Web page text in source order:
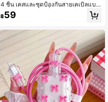
4 ชิ้น เคสและชุดป้องกันสายเคเบิลแบบ
ขด เข้ากันได้กับเครื่องชาร์จเร็ว Apple
40W (ดีไซน์อะโวคาโด/เพนกวิน/นกฮู
฿59